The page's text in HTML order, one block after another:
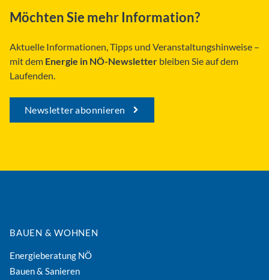
Möchten Sie mehr Information?
Aktuelle Informationen, Tipps und Veranstaltungshinweise –
mit dem Energie in NÖ-Newsletter bleiben Sie auf dem
Laufenden.
Newsletter abonnieren
BAUEN & WOHNEN
Energieberatung NÖ
Bauen & Sanieren